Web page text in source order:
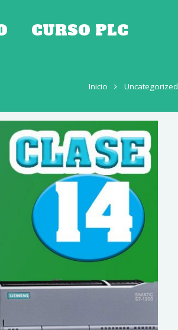
CURSO PLC
Inicio Uncategorized